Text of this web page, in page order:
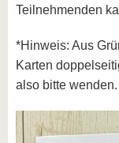
Teilnehmenden
*Hinweis: Aus
Karten
also bitte wenden.